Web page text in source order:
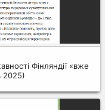
Фінляндії «вже
2025)